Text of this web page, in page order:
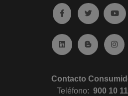
Ir a facebook (abre
Ir a twitter
Ir
Ir a Linkedin (abre
Ir al BlogIr
Contacto
Teléfono:900 10